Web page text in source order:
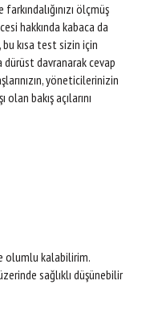
ölçmüş
hakkında kabaca da
kısa test sizin için
dürüst davranarak cevap
yöneticilerinizin
bakış açılarını
olumlu kalabilirim.
sağlıklı düşünebilir